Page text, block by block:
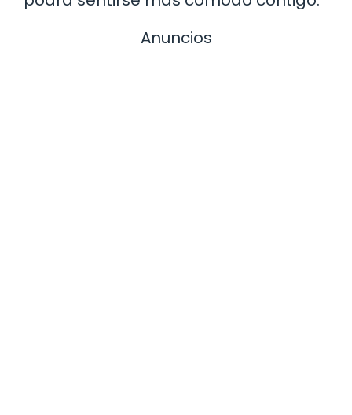
Anuncios